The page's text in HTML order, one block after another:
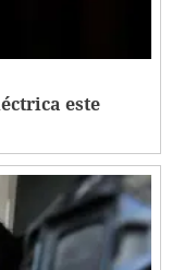
este